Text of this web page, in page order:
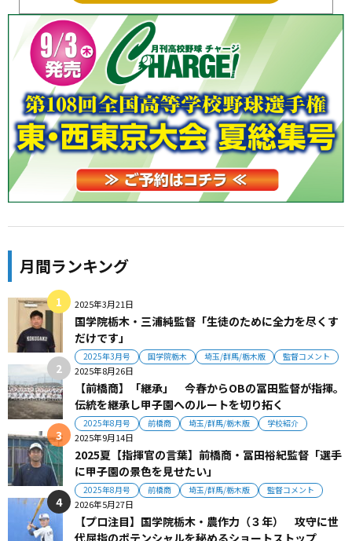
月間ランキング
2025年3月21日
国学院栃木・三浦純監督「生徒のために全力を尽くす
だけです」
2025年3月号 国学院栃木 埼玉/群馬/栃木版 監督コメント
2025年8月26日
【前橋商】「継承」 今春からOBの冨田監督が指揮。
伝統を継承し甲子園へのルートを切り拓く
2025年8月号 前橋商 埼玉/群馬/栃木版 学校紹介
2025年9月14日
2025夏【指揮官の言葉】前橋商・冨田裕紀監督「選手
に甲子園の景色を見せたい」
2025年8月号 前橋商 埼玉/群馬/栃木版 監督コメント
2026年5月27日
【プロ注目】国学院栃木・農作力（３年） 攻守に世
代屈指のポテンシャルを秘めるショートストップ